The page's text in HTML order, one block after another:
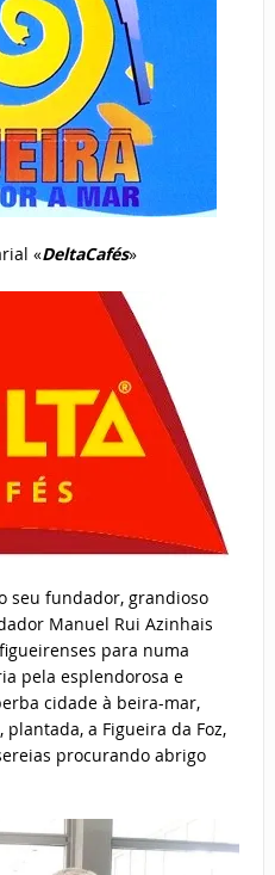
«DeltaCafés»
seu fundador, grandioso
Manuel Rui Azinhais
para numa
pela esplendorosa e
cidade à beira-mar,
a Figueira da Foz,
procurando abrigo